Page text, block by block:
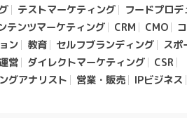
テストマーケティング
フードプロデ
テンツマーケティング CRM CMO
ン 教育 セルフブランディング スポ
営 ダイレクトマーケティング
CSR
グアナリスト 営業・販売 IPビジネス